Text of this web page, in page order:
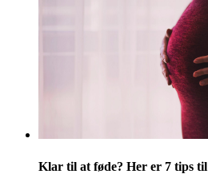
Klar til at føde? Her er 7 tips